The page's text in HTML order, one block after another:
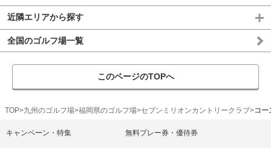
近隣エリアから探す
全国のゴルフ場一覧
このページのTOPへ
TOP 九州のゴルフ場 福岡県のゴルフ場 セブンミリオンカントリークラブ コー
キャンペーン・特集 無料プレー券・優待券